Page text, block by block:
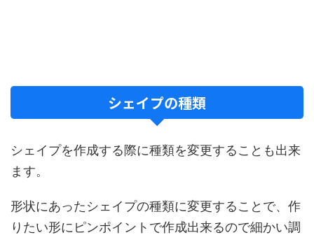
シェイプの種類
シェイプを作成する際に種類を変更することも出来
ます。
形状にあったシェイプの種類に変更することで、作
りたい形にピンポイントで作成出来るので細かい調